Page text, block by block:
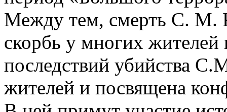
Между тем, смерть С. М.
скорбь у многих
последствий убийства
жителей и посвящена